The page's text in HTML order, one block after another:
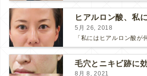
5月 26, 2018
8月 8, 2021